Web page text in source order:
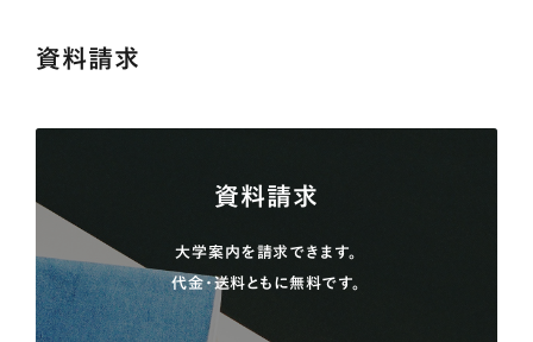
資料請求
資料請求
大学案内を請求できます。
代金・送料ともに無料です。